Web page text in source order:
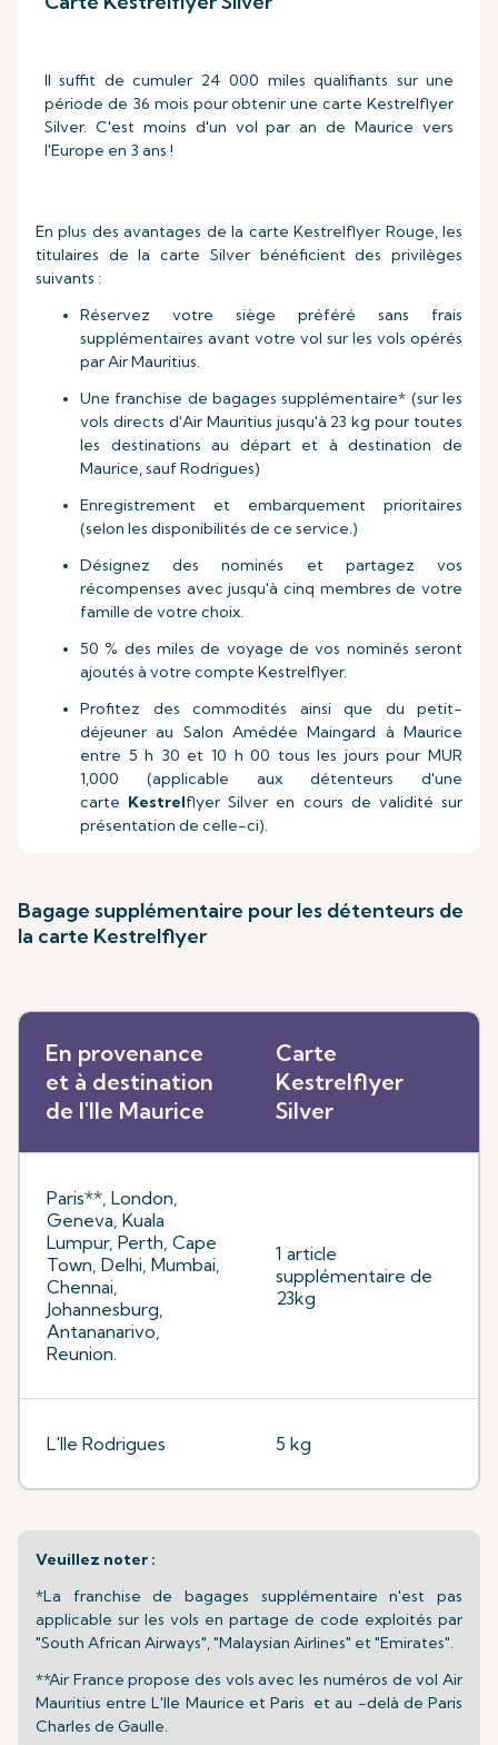
Il suffit de cumuler 24 000 miles qualifiants sur une
période de 36 mois pour obtenir une carte Kestrelflyer
Silver. C'est moins d'un vol par an de Maurice vers
l'Europe en 3 ans !
En plus des avantages de la carte Kestrelflyer Rouge, les
titulaires de la carte Silver bénéficient des privilèges
suivants :
Réservez votre siège préféré sans frais
supplémentaires avant votre vol sur les vols opérés
par Air Mauritius.
Une franchise de bagages supplémentaire* (sur les
vols directs d'Air Mauritius jusqu'à 23 kg pour toutes
les destinations au départ et à destination de
Maurice, sauf Rodrigues)
Enregistrement et embarquement prioritaires
(selon les disponibilités de ce service.)
Désignez des nominés et partagez vos
récompenses avec jusqu'à cinq membres de votre
famille de votre choix.
50 % des miles de voyage de vos nominés seront
ajoutés à votre compte Kestrelflyer.
Profitez des commodités ainsi que du petit-
déjeuner au Salon Amédée Maingard à Maurice
entre 5 h 30 et 10 h 00 tous les jours pour MUR
1,000 (applicable aux détenteurs d'une
carte Kestrelflyer Silver en cours de validité sur
présentation de celle-ci).
Bagage supplémentaire pour les détenteurs de
la carte Kestrelflyer
En provenance
et à destination
de l'Ile Maurice
Carte
Kestrelflyer
Silver
Paris**, London,
Geneva, Kuala
Lumpur, Perth, Cape
Town, Delhi, Mumbai,
Chennai,
Johannesburg,
Antananarivo,
Reunion.
1 article
supplémentaire de
23kg
L'Ile Rodrigues 5 kg
Veuillez noter :
*La franchise de bagages supplémentaire n'est pas
applicable sur les vols en partage de code exploités par
"South African Airways", "Malaysian Airlines" et "Emirates".
**Air France propose des vols avec les numéros de vol Air
Mauritius entre L'Ile Maurice et Paris et au -delà de Paris
Charles de Gaulle.